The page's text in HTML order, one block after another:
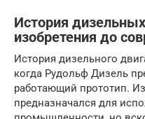
История
изобретения до
История дизельного
когда Рудольф Дизель
работающий прототип.
предназначался для